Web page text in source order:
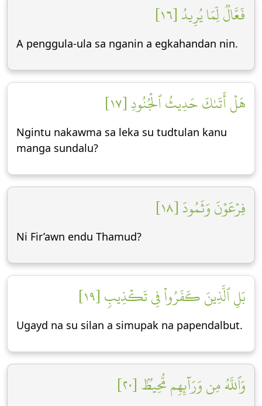
فَعَّالٞ لِّمَا يُرِيدُ [١٦]
A penggula-ula sa nganin a egkahandan nin.
هَلۡ أَتَىٰكَ حَدِيثُ ٱلۡجُنُودِ [١٧]
Ngintu nakawma sa leka su tudtulan kanu
manga sundalu?
فِرۡعَوۡنَ وَثَمُودَ [١٨]
Ni Fir’awn endu Thamud?
بَلِ ٱلَّذِينَ كَفَرُواْ فِي تَكۡذِيبٖ [١٩]
Ugayd na su silan a simupak na papendalbut.
وَٱللَّهُ مِن وَرَآئِهِم مُّحِيطُۢ [٢٠]